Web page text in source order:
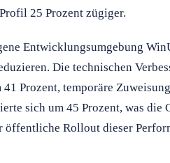
25 Prozent zügiger.
Entwicklungsumgebung
Die technischen
Prozent, temporäre
sich um 45 Prozent, was die
Rollout dieser